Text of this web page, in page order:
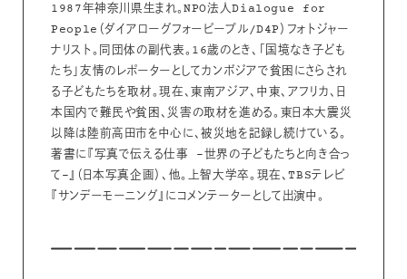
1987年神奈川県生まれ。NPO法人Dialogue for
People（ダイアローグフォーピープル/D4P）フォトジャー
ナリスト。同団体の副代表。16歳のとき、「国境なき子ども
たち」友情のレポーターとしてカンボジアで貧困にさらされ
る子どもたちを取材。現在、東南アジア、中東、アフリカ、日
本国内で難民や貧困、災害の取材を進める。東日本大震災
以降は陸前高田市を中心に、被災地を記録し続けている。
著書に『写真で伝える仕事 -世界の子どもたちと向き合っ
て-』（日本写真企画）、他。上智大学卒。現在、TBSテレビ
『サンデーモーニング』にコメンテーターとして出演中。